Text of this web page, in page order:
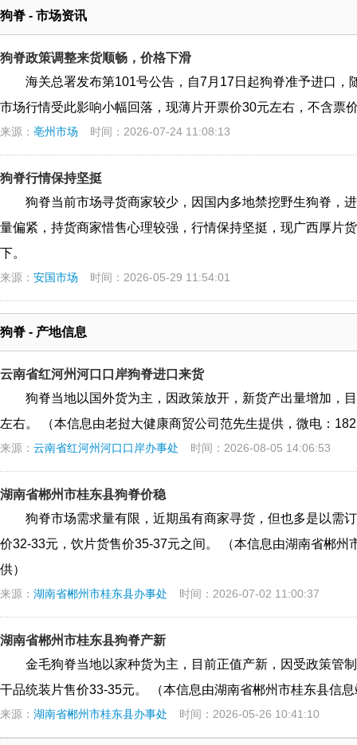
狗脊 - 市场资讯
狗脊政策调整来货顺畅，价格下滑
海关总署发布第101号公告，自7月17日起狗脊准予进口，
市场行情受此影响小幅回落，现薄片开票价30元左右，不含票
来源： 亳州市场 时间：2026-07-24 11:08:13
狗脊行情保持坚挺
狗脊当前市场寻货商家较少，因国内多地禁挖野生狗脊，
量偏紧，持货商家惜售心理较强，行情保持坚挺，现广西厚片
下。
来源： 安国市场 时间：2026-05-29 11:54:01
狗脊 - 产地信息
云南省红河州河口口岸狗脊进口来货
狗脊当地以国外货为主，因政策放开，新货产出量增加，
左右。 （本信息由老挝大健康商贸公司范先生提供，微电：
来源： 云南省红河州河口口岸办事处 时间：2026-08-05 14:06:53
湖南省郴州市桂东县狗脊价稳
狗脊市场需求量有限，近期虽有商家寻货，但也多是以需
价32-33元，饮片货售价35-37元之间。 （本信息由湖南省郴
供）
来源： 湖南省郴州市桂东县办事处 时间：2026-07-02 11:00:37
湖南省郴州市桂东县狗脊产新
金毛狗脊当地以家种货为主，目前正值产新，因受政策管
干品统装片售价33-35元。 （本信息由湖南省郴州市桂东县信
来源： 湖南省郴州市桂东县办事处 时间：2026-05-26 10:41:10